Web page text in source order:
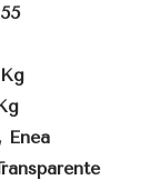
Enea